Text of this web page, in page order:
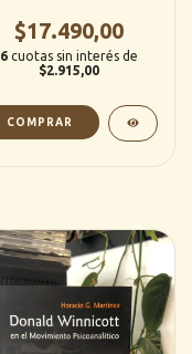
$17.490,00
6 cuotas sin interés de
$2.915,00